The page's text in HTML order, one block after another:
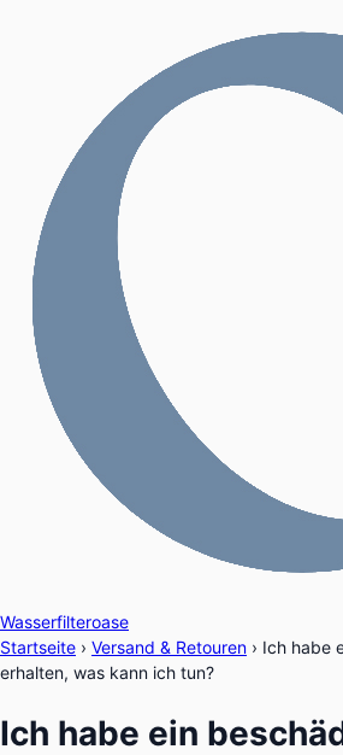
Wasserfilteroase
Startseite › Versand & Retouren › Ich habe
erhalten, was kann ich tun?
Ich habe ein